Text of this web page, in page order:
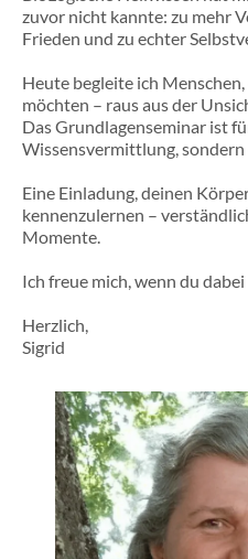
zuvor nicht kannte: zu mehr
Frieden und zu echter
Heute begleite ich
möchten – raus aus der
Das Grundlagen­­seminar ist
Wissensvermittlung,
Eine Einladung, deinen
kennenzulernen –
Momente.
Ich freue mich, wenn du
Herzlich,
Sigrid